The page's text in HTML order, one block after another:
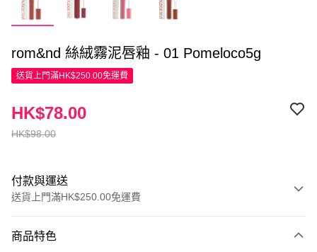
rom&nd 絲絨霧泥唇釉 - 01 Pomeloco5g
送貨上門滿HK$250.00免運費
HK$98.00
HK$78.00
付款與運送
送貨上門滿HK$250.00免運費
信用卡
商品特色